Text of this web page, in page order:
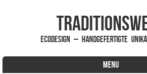
EcoDesign – handgefertigte
MENU